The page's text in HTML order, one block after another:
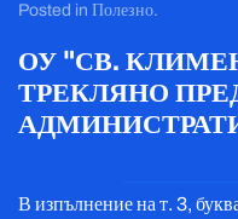
Posted in Полезно.
ОУ "СВ.
ТРЕКЛЯНО
В изпълнение на т. 3,